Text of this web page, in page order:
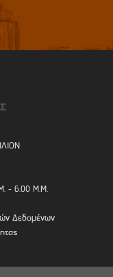
- 6.00 Μ.Μ.
Δεδομένων